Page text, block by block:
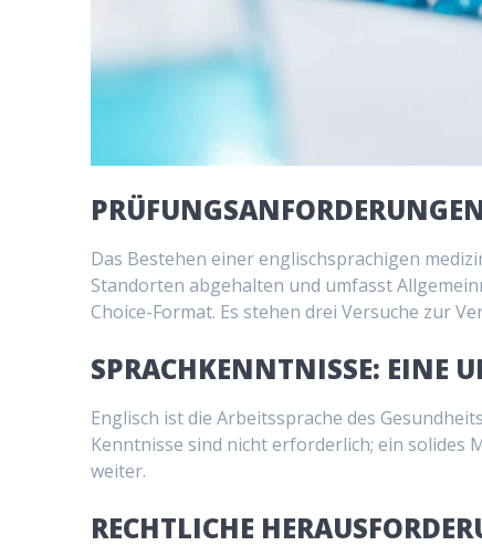
Das Bestehen einer englischsprachigen
Standorten abgehalten und umfasst
Choice-Format. Es stehen drei Versuche zur
SPRACHKENNTNISSE: EINE
Englisch ist die Arbeitssprache des
Kenntnisse sind nicht erforderlich; ein solides
weiter.
RECHTLICHE